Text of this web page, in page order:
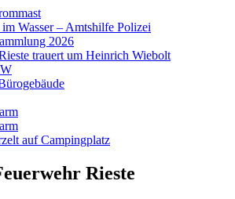
Wasser – Amtshilfe Polizei
2026
trauert um Heinrich Wiebolt
auf Campingplatz
Rieste